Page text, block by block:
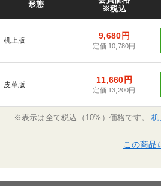
形態
※税込
机上版 9,680円
定価 10,780円
皮革版 11,660円
定価 13,200円
※表示は全て税込（10%）価格です。机
この商品